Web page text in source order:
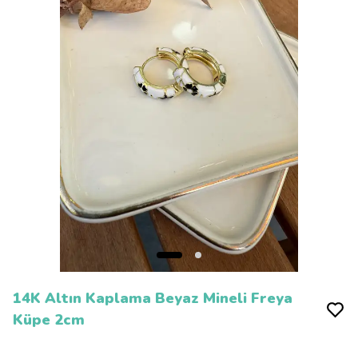
14K Altın Kaplama Beyaz Mineli Freya
Küpe 2cm